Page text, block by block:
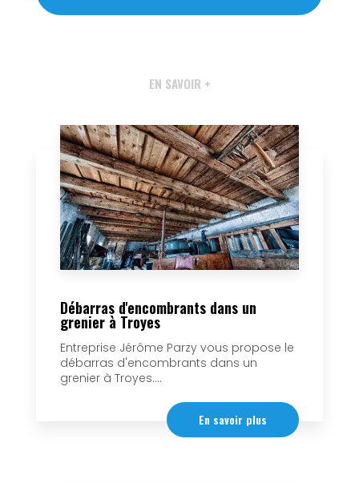
EN SAVOIR +
Débarras d'encombrants dans un
grenier à Troyes
Entreprise Jérôme Parzy vous propose le
débarras d'encombrants dans un
grenier à Troyes....
En savoir plus